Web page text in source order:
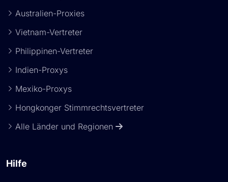
Australien-Proxies
Vietnam-Vertreter
Philippinen-Vertreter
Indien-Proxys
Mexiko-Proxys
Hongkonger Stimmrechtsvertreter
Alle Länder und Regionen
Hilfe